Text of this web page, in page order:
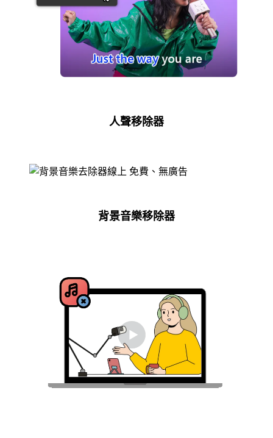
人聲移除器
背景音樂移除器